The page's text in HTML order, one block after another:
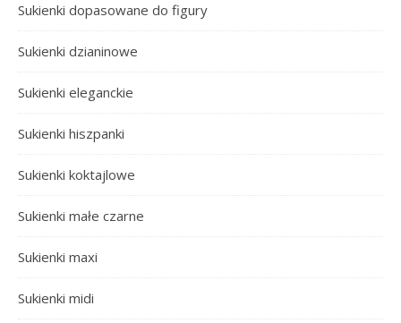
Sukienki dopasowane do figury
Sukienki dzianinowe
Sukienki eleganckie
Sukienki hiszpanki
Sukienki koktajlowe
Sukienki małe czarne
Sukienki maxi
Sukienki midi